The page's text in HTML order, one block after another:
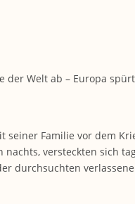
der Welt ab – Europa
seiner Familie vor dem
nachts, versteckten sich
durchsuchten